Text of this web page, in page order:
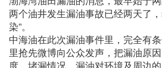
两个油井发生漏油事故已经两天了
染”。
中海油在此次漏油事件里，完全有
里抢先微博向公众发声，把漏油原